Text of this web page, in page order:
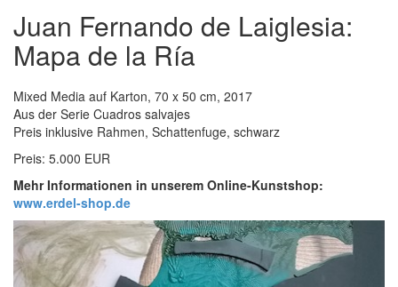
Juan Fernando de Laiglesia:
Mapa de la Ría
Mixed Media auf Karton, 70 x 50 cm, 2017
Aus der Serie Cuadros salvajes
Preis inklusive Rahmen, Schattenfuge, schwarz
Preis: 5.000 EUR
Mehr Informationen in unserem Online-Kunstshop:
www.erdel-shop.de